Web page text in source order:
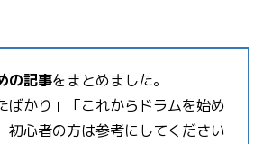
の記事をまとめました。
ばかり」「これからドラムを始め
初心者の方は参考にしてください